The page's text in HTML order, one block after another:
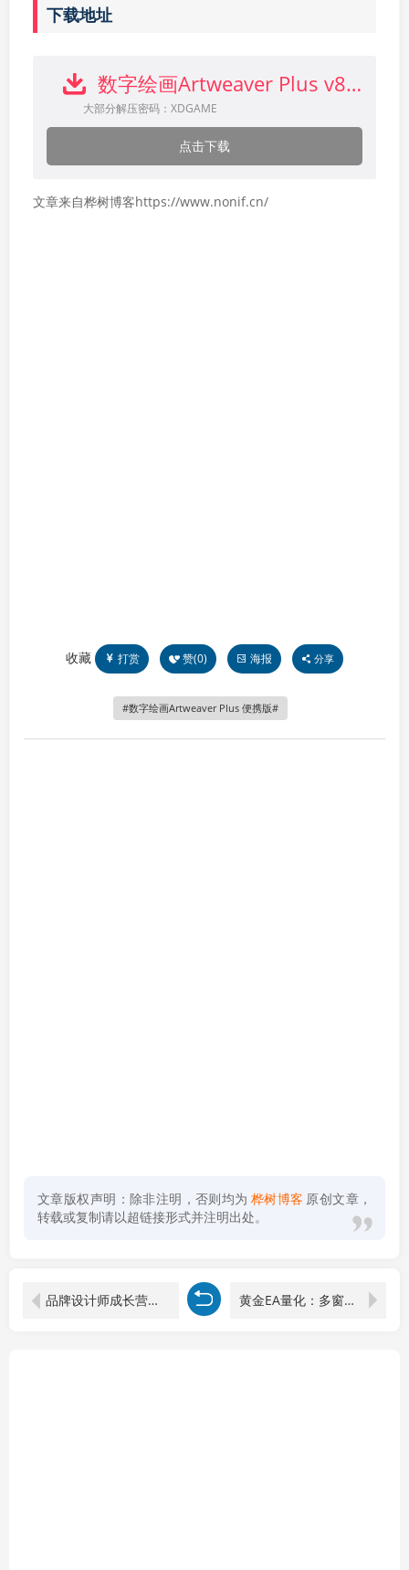
下载地址
数字绘画Artweaver Plus v8.1.5.3980便携版下载
大部分解压密码：XDGAME
点击下载
文章来自桦树博客https://www.nonif.cn/
收藏 打赏 赞(0) 海报 分享
数字绘画Artweaver Plus 便携版
文章版权声明：除非注明，否则均为 桦树博客 原创文章，
转载或复制请以超链接形式并注明出处。
品牌设计师成长营第9期，AI赋能+技能实操+求职自媒体，全维度提升竞争力 黄金EA量化：多窗口矩阵稳定运行，系统自动执行，收益空间持续放大